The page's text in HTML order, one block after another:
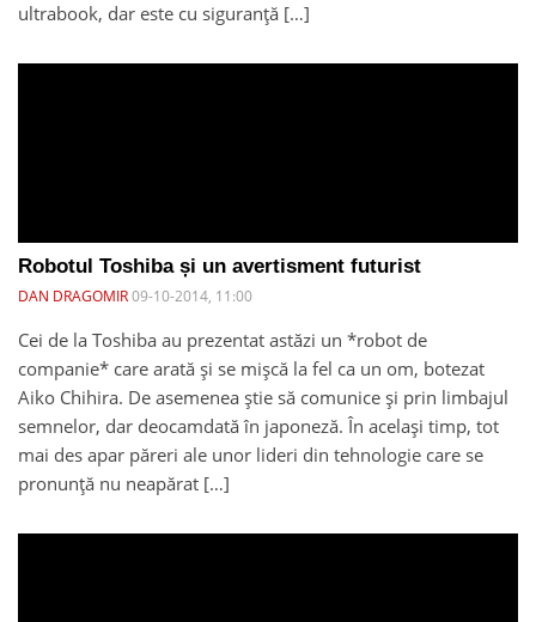
ultrabook, dar este cu siguranță […]
Robotul Toshiba și un avertisment futurist
DAN DRAGOMIR09-10-2014, 11:00
Cei de la Toshiba au prezentat astăzi un *robot de
companie* care arată și se mișcă la fel ca un om, botezat
Aiko Chihira. De asemenea știe să comunice și prin limbajul
semnelor, dar deocamdată în japoneză. În același timp, tot
mai des apar păreri ale unor lideri din tehnologie care se
pronunță nu neapărat […]